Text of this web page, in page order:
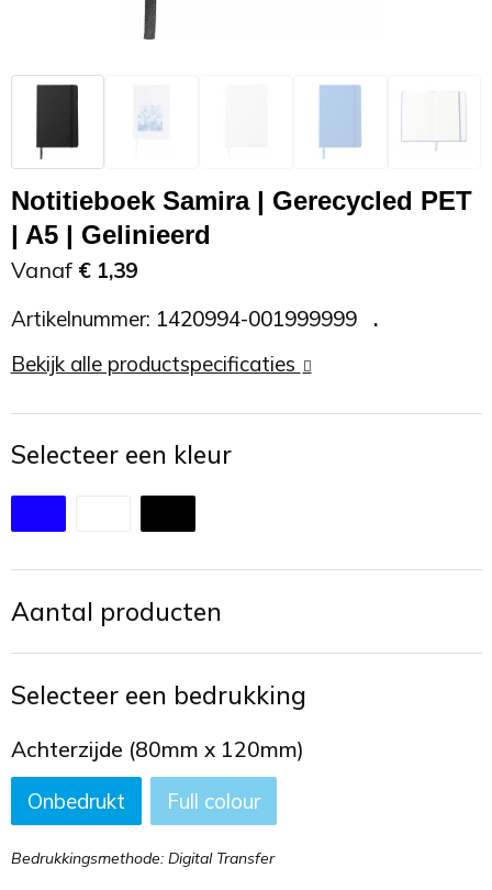
Zonnebrand
Zonnebrillen
Promotietassen
Reisaccessoires
Reistassen
Rugtassen
Rugzakken
Schoudertassen
Strandtassen
Toilettassen
Trekkoord rugzakken
Zakelijke tassen
Telefoonaccessoires
USB accessoires
USB hub
Usb sticks
Weerstations
Notitieboek Samira | Gerecycled PET
| A5 | Gelinieerd
Vanaf € 1,39
Artikelnummer: 1420994-001999999
Bekijk alle productspecificaties
Selecteer een kleur
Aantal producten
Selecteer een bedrukking
Achterzijde (80mm x 120mm)
Onbedrukt
Full colour
Bedrukkingsmethode: Digital Transfer